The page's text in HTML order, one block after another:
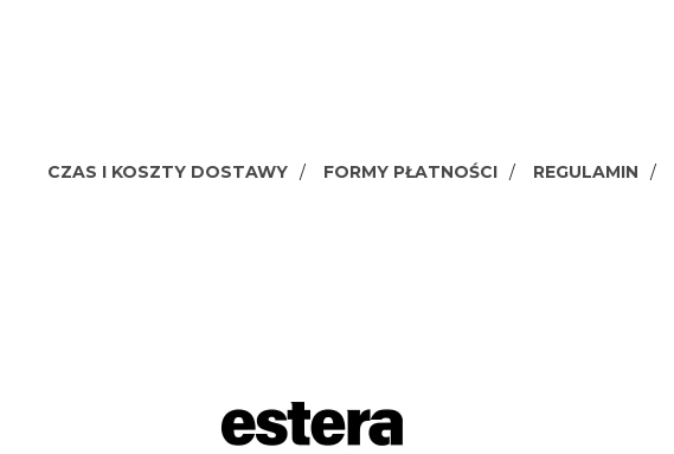
CZAS I KOSZTY DOSTAWY FORMY PŁATNOŚCI REGULAMIN